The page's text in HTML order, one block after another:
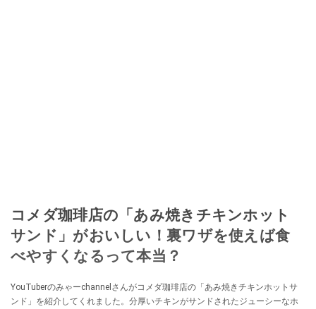
コメダ珈琲店の「あみ焼きチキンホット
サンド」がおいしい！裏ワザを使えば食
べやすくなるって本当？
YouTuberのみゃーchannelさんがコメダ珈琲店の「あみ焼きチキンホットサ
ンド」を紹介してくれました。分厚いチキンがサンドされたジューシーなホ